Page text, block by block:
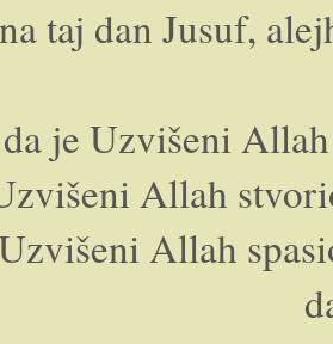
taj dan Jusuf,
je Uzvišeni
Allah
Allah